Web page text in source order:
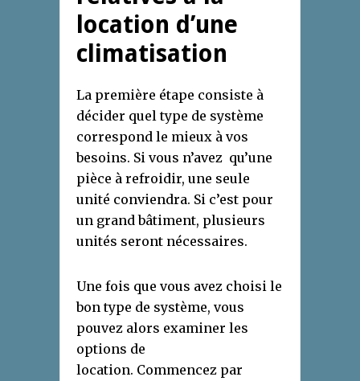
location d’une
climatisation
La première étape consiste à
décider quel type de système
correspond le mieux à vos
besoins. Si vous n’avez qu’une
pièce à refroidir, une seule
unité conviendra. Si c’est pour
un grand bâtiment, plusieurs
unités seront nécessaires.
Une fois que vous avez choisi le
bon type de système, vous
pouvez alors examiner les
options de
location. Commencez par